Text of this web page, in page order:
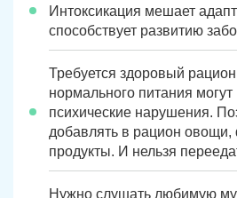
Интоксикация мешает
способствует развитию
Требуется здоровый
нормального питания могут
психические нарушения.
добавлять в рацион овощи,
продукты. И нельзя
Нужно слушать любимую